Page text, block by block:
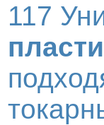
117